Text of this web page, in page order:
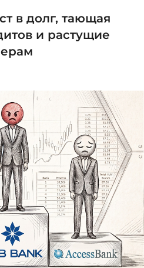
в долг, тающая
и растущие